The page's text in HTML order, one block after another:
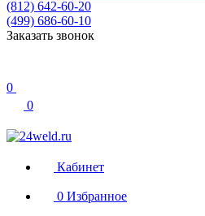
(812) 642-60-20
(499) 686-60-10
Заказать звонок
0
0
Кабинет
0 Избранное